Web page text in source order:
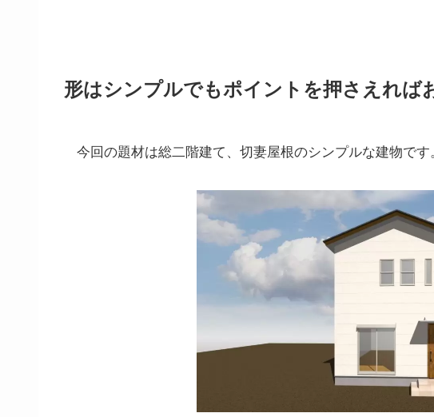
形はシンプルでもポイントを押さえれば
今回の題材は総二階建て、切妻屋根のシンプルな建物です